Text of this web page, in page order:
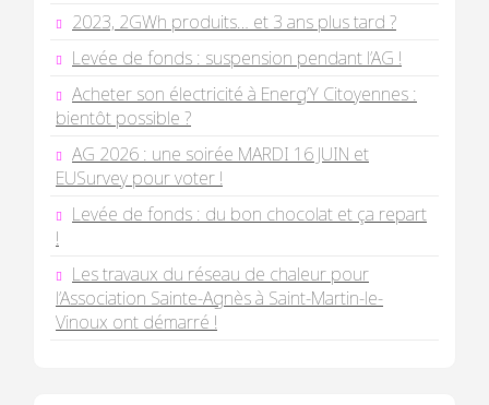
2023, 2GWh produits… et 3 ans plus tard ?
Levée de fonds : suspension pendant l’AG !
Acheter son électricité à Energ’Y Citoyennes :
bientôt possible ?
AG 2026 : une soirée MARDI 16 JUIN et
EUSurvey pour voter !
Levée de fonds : du bon chocolat et ça repart
!
Les travaux du réseau de chaleur pour
l’Association Sainte-Agnès à Saint-Martin-le-
Vinoux ont démarré !